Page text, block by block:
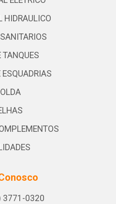
HIDRAULICO
TANQUES
ESQUADRIAS
3771-0320